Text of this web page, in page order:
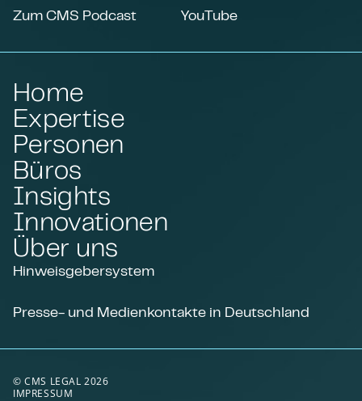
Zum CMS Podcast YouTube
Home
Expertise
Personen
Büros
Insights
Innovationen
Über uns
Hinweisgebersystem
Presse- und Medienkontakte in Deutschland
© CMS LEGAL 2026
IMPRESSUM